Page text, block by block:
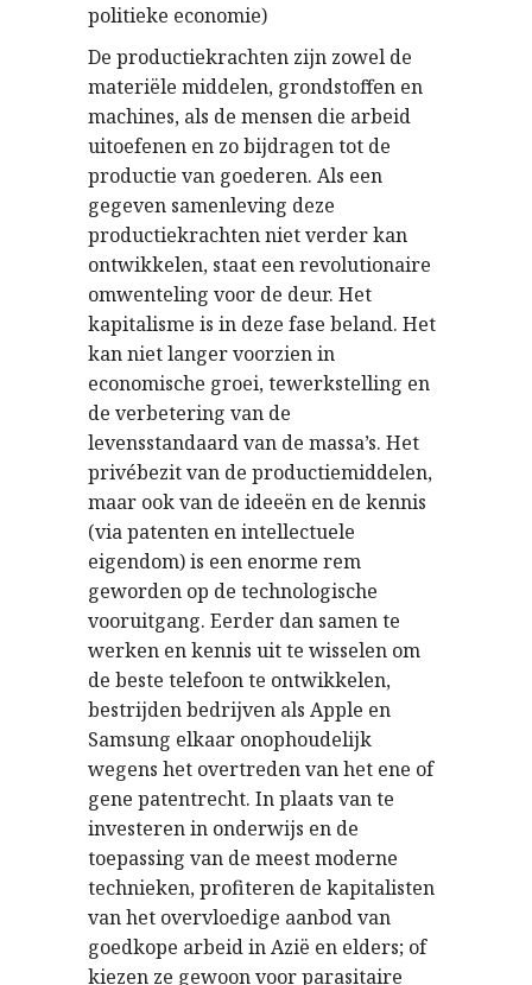
politieke economie)
De productiekrachten zijn zowel de
materiële middelen, grondstoffen en
machines, als de mensen die arbeid
uitoefenen en zo bijdragen tot de
productie van goederen. Als een
gegeven samenleving deze
productiekrachten niet verder kan
ontwikkelen, staat een revolutionaire
omwenteling voor de deur. Het
kapitalisme is in deze fase beland. Het
kan niet langer voorzien in
economische groei, tewerkstelling en
de verbetering van de
levensstandaard van de massa’s. Het
privébezit van de productiemiddelen,
maar ook van de ideeën en de kennis
(via patenten en intellectuele
eigendom) is een enorme rem
geworden op de technologische
vooruitgang. Eerder dan samen te
werken en kennis uit te wisselen om
de beste telefoon te ontwikkelen,
bestrijden bedrijven als Apple en
Samsung elkaar onophoudelijk
wegens het overtreden van het ene of
gene patentrecht. In plaats van te
investeren in onderwijs en de
toepassing van de meest moderne
technieken, profiteren de kapitalisten
van het overvloedige aanbod van
goedkope arbeid in Azië en elders; of
kiezen ze gewoon voor parasitaire